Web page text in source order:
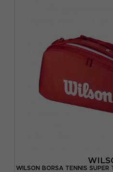
WILSON BORSA TENNIS SUPER